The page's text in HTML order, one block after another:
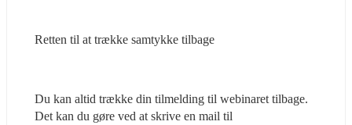
Retten til at trække samtykke tilbage
Du kan altid trække din tilmelding til webinaret tilbage.